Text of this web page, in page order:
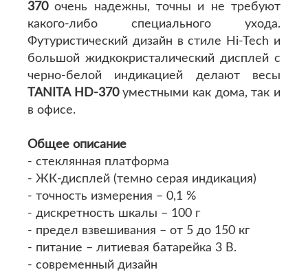
370очень надежны, точны и не требуют
какого-либо специального ухода.
Футуристический дизайн в стиле Hi-Tech и
большой жидкокристалический дисплей с
черно-белой индикацией делают весы
TANITA HD-370уместными как дома, так и
в офисе.
Общее описание
- стеклянная платформа
- ЖК-дисплей (темно серая индикация)
- точность измерения – 0,1 %
- дискретность шкалы – 100 г
- предел взвешивания – от 5 до 150 кг
- питание – литиевая батарейка 3 В.
- современный дизайн